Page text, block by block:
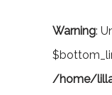
Warning:
/home/